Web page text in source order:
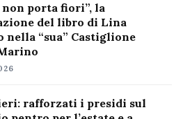
non porta fiori”, la
del libro di Lina
nella “sua” Castiglione
rafforzati i presidi sul